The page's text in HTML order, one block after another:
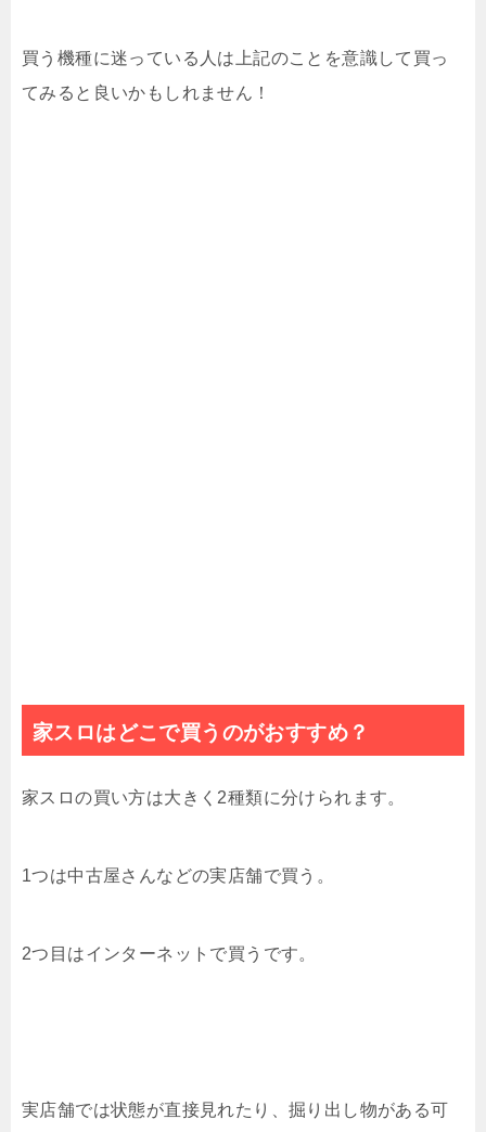
買う機種に迷っている人は上記のことを意識して買っ
てみると良いかもしれません！
家スロはどこで買うのがおすすめ？
家スロの買い方は大きく2種類に分けられます。
1つは中古屋さんなどの実店舗で買う。
2つ目はインターネットで買うです。
実店舗では状態が直接見れたり、掘り出し物がある可